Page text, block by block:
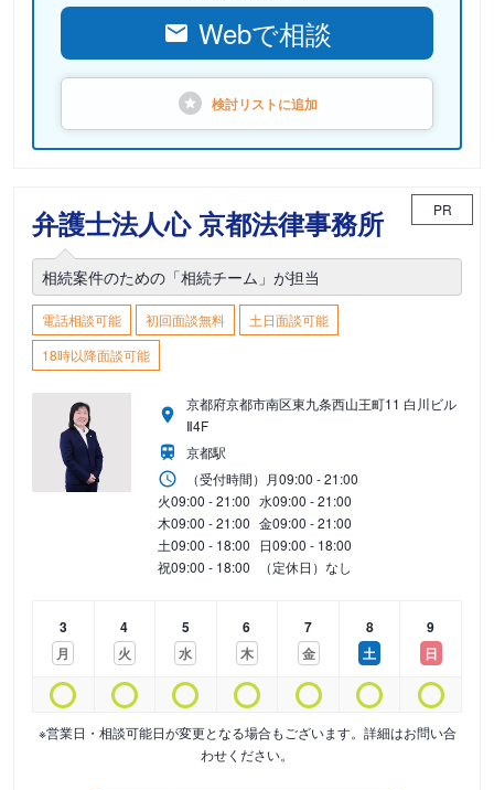
Webで相談
検討リストに追加
弁護士法人心 京都法律事務所 PR
相続案件のための「相続チーム」が担当
電話相談可能 初回面談無料
土日面談可能
18時以降面談可能
京都府京都市南区東九条西山王町11 白川ビル
Ⅱ4F
京都駅
（受付時間） 月09:00 - 21:00
火09:00 - 21:00 水09:00 - 21:00
木09:00 - 21:00 金09:00 - 21:00
土09:00 - 18:00 日09:00 - 18:00
祝09:00 - 18:00 （定休日）なし
3
月
4
火
5
水
6
木
7
金
8
土
9
日
※営業日・相談可能日が変更となる場合もございます。詳細はお問い合
わせください。